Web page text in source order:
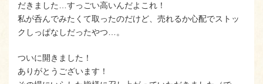
だきました…すっごい高いんだよこれ！
私が呑んでみたくて取ったのだけど、売れるか心配でストッ
クしっぱなしだったやつ…。
ついに開きました！
ありがとうございます！